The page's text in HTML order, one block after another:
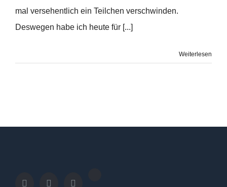
mal versehentlich ein Teilchen verschwinden.
Deswegen habe ich heute für [...]
Weiterlesen